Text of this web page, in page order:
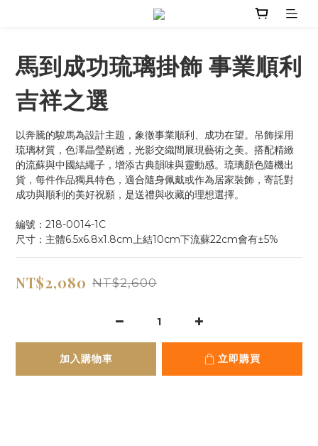
馬到成功琉璃掛飾 事業順利
吉祥之選
以奔騰的駿馬為設計主題，象徵事業順利、成功在望。吊飾採用
琉璃材質，色澤晶瑩剔透，光影交織間展現藝術之美。搭配精緻
的流蘇與中國結繩子，增添古典韻味與靈動感。琉璃顏色隨機出
貨，每件作品獨具特色，適合隨身佩戴或作為居家裝飾，寄託對
成功與順利的美好祝願，是送禮與收藏的理想選擇。
編號：218-0014-1C
尺寸：主體6.5x6.8x1.8cm上結10cm下流蘇22cm會有±5%
NT$2,080 NT$2,600
加入購物車 立即購買